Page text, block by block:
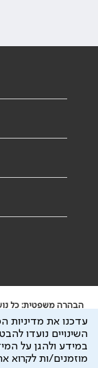
הבהרה משפטית: כל
ייעוץ רפואי או
ידוע לי שהר"י אוספת
להיות מועבר לצדדים
עדכנו את מדיניות
השינויים נועדו
במידע ולהגן על
מוזמנים/ות לקרוא